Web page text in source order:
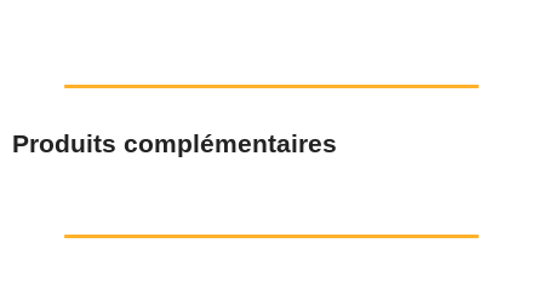
Produits complémentaires